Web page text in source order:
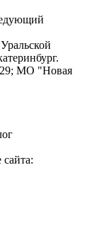
29; МО "Новая